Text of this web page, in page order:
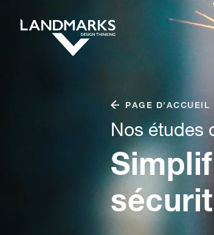
PAGE D'ACCUEIL
Nos études